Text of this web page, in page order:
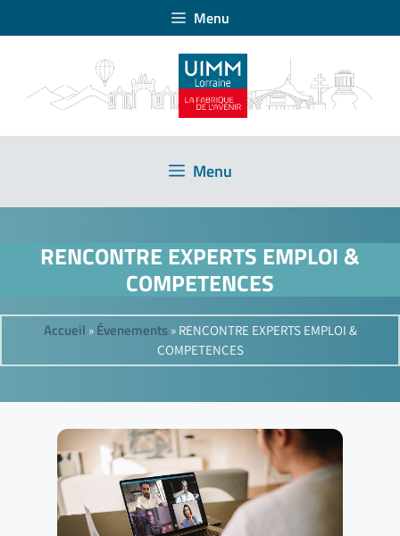
Menu
Menu
RENCONTRE EXPERTS EMPLOI &
COMPETENCES
Accueil » Évenements» RENCONTRE EXPERTS EMPLOI &
COMPETENCES